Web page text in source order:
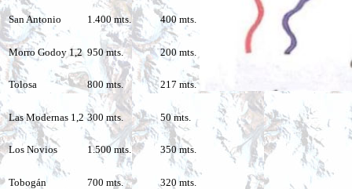
San Antonio 1.400 mts. 400 mts.
Morro Godoy 1,2 950 mts. 200 mts.
Tolosa 800 mts. 217 mts.
Las Modernas 1,2 300 mts. 50 mts.
Los Novios 1.500 mts. 350 mts.
Tobogán 700 mts. 320 mts.